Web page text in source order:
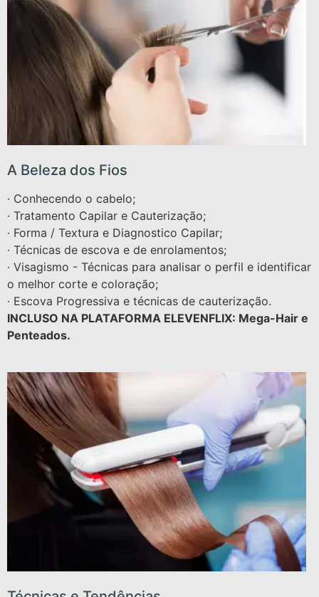
A Beleza dos Fios
· Conhecendo o cabelo;
· Tratamento Capilar e Cauterização;
· Forma / Textura e Diagnostico Capilar;
· Técnicas de escova e de enrolamentos;
· Visagismo - Técnicas para analisar o perfil e identificar
o melhor corte e coloração;
· Escova Progressiva e técnicas de cauterização.
INCLUSO NA PLATAFORMA ELEVENFLIX: Mega-Hair e
Penteados.